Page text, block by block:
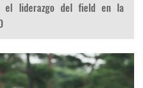
el liderazgo del field en la